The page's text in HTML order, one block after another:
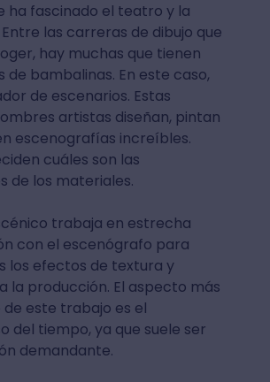
ha fascinado el teatro y la
las carreras de dibujo que
hay muchas que tienen
de bambalinas. En este caso,
de escenarios. Estas
artistas diseñan, pintan
escenografías increíbles.
cuáles son las
de los materiales.
trabaja en estrecha
con el escenógrafo para
los efectos de textura y
la producción. El aspecto más
este trabajo es el
del tiempo, ya que suele ser
demandante.